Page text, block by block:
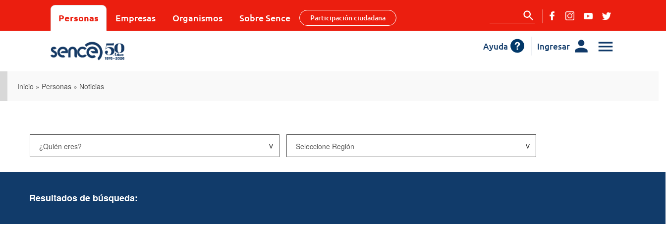
Personas Empresas Organismos Sobre Sence Participación ciudadana
Ingresar
Ayuda
Inicio » Personas » Noticias
Resultados de búsqueda: